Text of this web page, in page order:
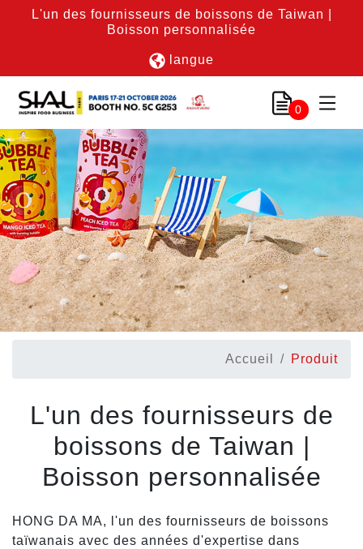
L'un des fournisseurs de boissons de Taiwan |
Boisson personnalisée
langue
0
Accueil Produit
L'un des fournisseurs de
boissons de Taiwan |
Boisson personnalisée
HONG DA MA, l'un des fournisseurs de boissons
taïwanais avec des années d'expertise dans